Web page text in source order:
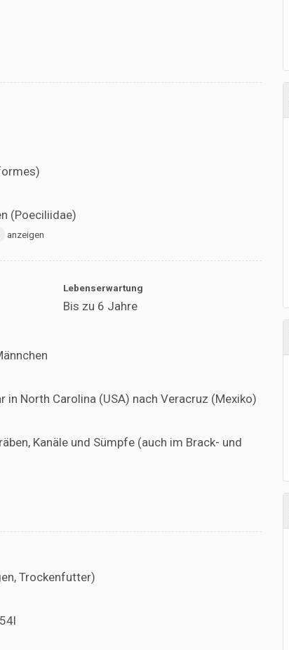
(Poeciliidae)
anzeigen
Lebenserwartung
Bis zu 6 Jahre
in North Carolina (USA) nach Veracruz (Mexiko)
Kanäle und Sümpfe (auch im Brack- und
Trockenfutter)